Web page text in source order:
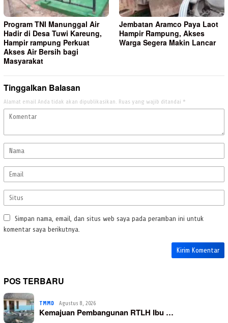
Program TNI Manunggal Air
Hadir di Desa Tuwi Kareung,
Hampir rampung Perkuat
Akses Air Bersih bagi
Masyarakat
Jembatan Aramco Paya Laot
Hampir Rampung, Akses
Warga Segera Makin Lancar
Tinggalkan Balasan
Alamat email Anda tidak akan dipublikasikan. Ruas yang wajib ditandai *
Simpan nama, email, dan situs web saya pada peramban ini untuk
komentar saya berikutnya.
POS TERBARU
TMMD Agustus 8, 2026
Kemajuan Pembangunan RTLH Ibu …